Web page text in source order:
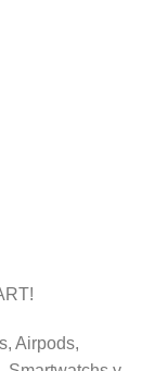
Airpods,